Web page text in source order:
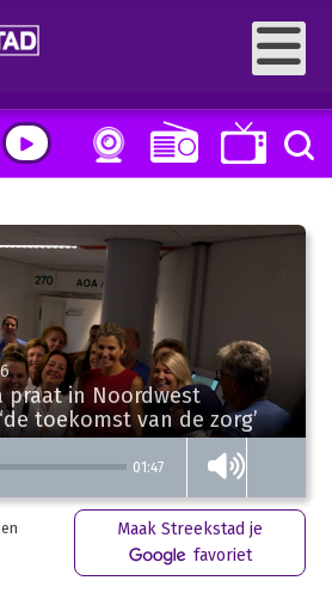
01:47
praat in Noordwest
toekomst van de zorg’
Maak Streekstad je
favoriet